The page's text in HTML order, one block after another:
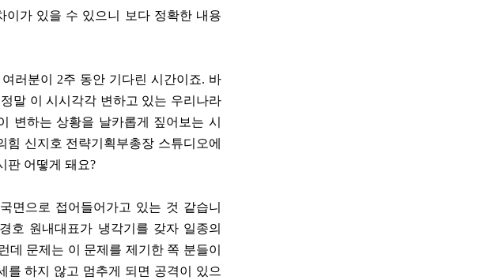
가 있을 수 있으니 보다 정확한 내용
러분이 2주 동안 기다린 시간이죠. 바
말 이 시시각각 변하고 있는 우리나라
변하는 상황을 날카롭게 짚어보는 시
신지호 전략기획부총장 스튜디오에
판 어떻게 돼요?
면으로 접어들어가고 있는 것 같습니
호 원내대표가 냉각기를 갖자 일종의
데 문제는 이 문제를 제기한 쪽 분들이
를 하지 않고 멈추게 되면 공격이 있으